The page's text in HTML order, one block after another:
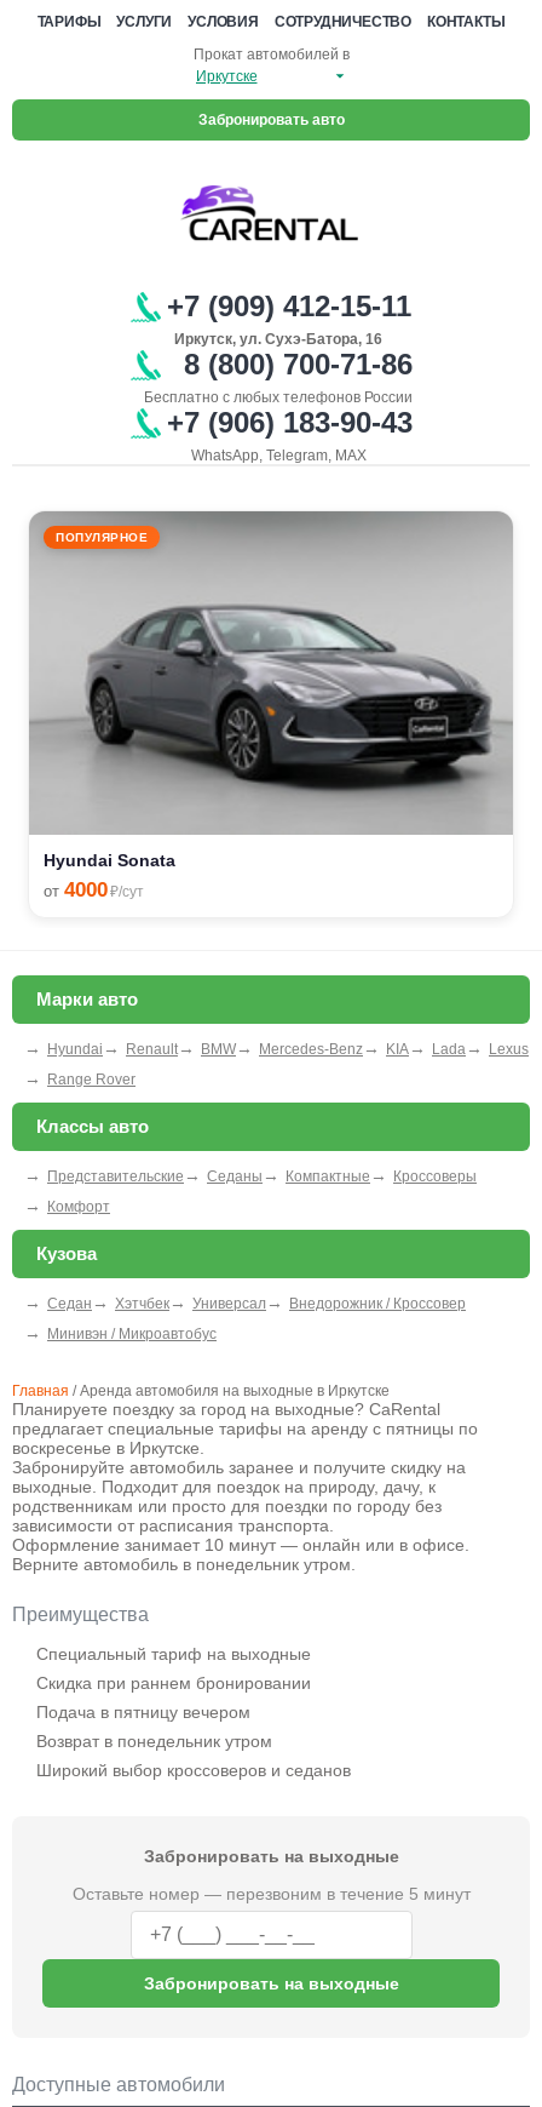
ТАРИФЫ УСЛУГИ УСЛОВИЯ СОТРУДНИЧЕСТВО
КОНТАКТЫ
Прокат автомобилей в
Забронировать авто
+7 (909) 412-15-11
Иркутск, ул. Сухэ-Батора, 16
8 (800) 700-71-86
Бесплатно с любых телефонов России
+7 (906) 183-90-43
WhatsApp, Telegram, MAX
ПОПУЛЯРНОЕ
Hyundai Sonata
от 4000₽/сут
Марки авто
→ Hyundai → Renault → BMW → Mercedes-Benz → KIA → Lada → Lexus
→ Range Rover
Классы авто
→ Представительские → Седаны → Компактные → Кроссоверы
→ Комфорт
Кузова
→ Седан → Хэтчбек → Универсал → Внедорожник / Кроссовер
→ Минивэн / Микроавтобус
Главная / Аренда автомобиля на выходные в Иркутске
Планируете поездку за город на выходные? CaRental
предлагает специальные тарифы на аренду с пятницы по
воскресенье в Иркутске.
Забронируйте автомобиль заранее и получите скидку на
выходные. Подходит для поездок на природу, дачу, к
родственникам или просто для поездки по городу без
зависимости от расписания транспорта.
Оформление занимает 10 минут — онлайн или в офисе.
Верните автомобиль в понедельник утром.
Преимущества
Специальный тариф на выходные
Скидка при раннем бронировании
Подача в пятницу вечером
Возврат в понедельник утром
Широкий выбор кроссоверов и седанов
Забронировать на выходные
Оставьте номер — перезвоним в течение 5 минут
Забронировать на выходные
Доступные автомобили